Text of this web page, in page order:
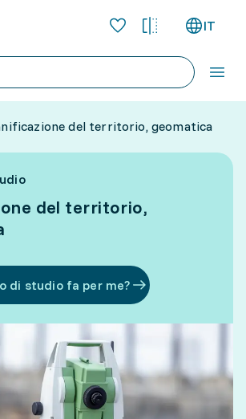
IT
del territorio, geomatica
del territorio,
di studio fa per me?